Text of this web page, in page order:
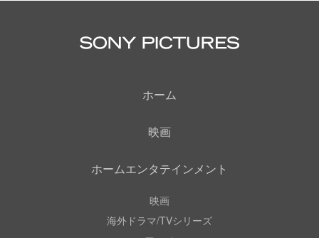
ホーム
映画
ホームエンタテインメント
映画
海外ドラマ/TVシリーズ